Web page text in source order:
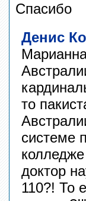
Спасибо
Денис
то
системе
доктор
110?! То